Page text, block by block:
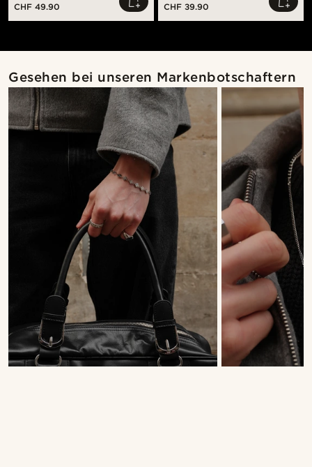
CHF 49.90 CHF 39.90
Gesehen bei unseren Markenbotschaftern